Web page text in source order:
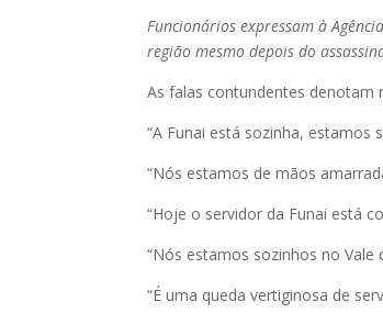
Funcionários expressam à
região mesmo depois do
As falas contundentes denotam
“A Funai está sozinha, estamos
“Nós estamos de mãos
“Hoje o servidor da Funai está
“Nós estamos sozinhos no Vale
“É uma queda vertiginosa de